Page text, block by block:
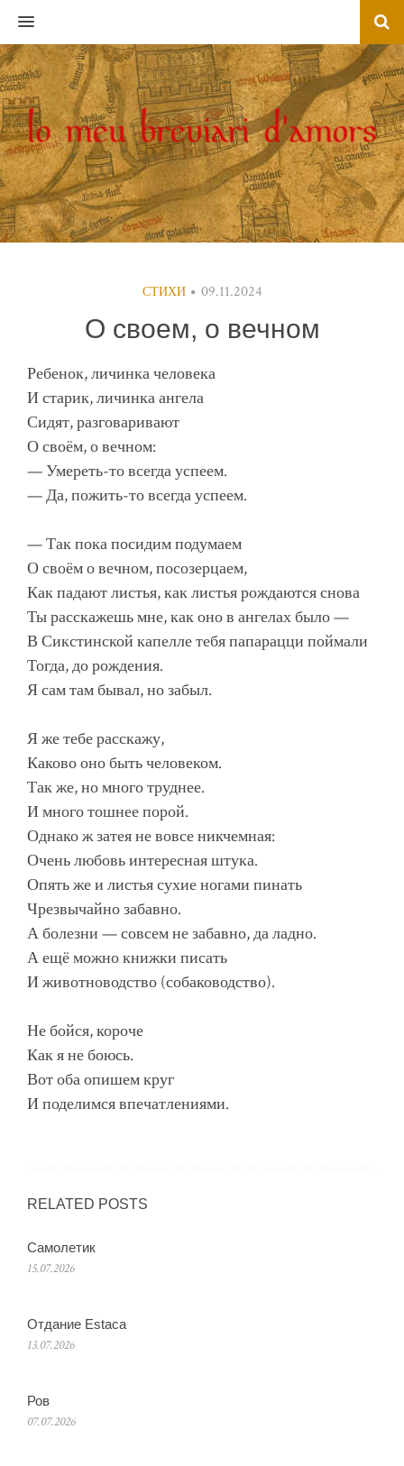
MENU
СТИХИ 09.11.2024
О своем, о вечном
Ребенок, личинка человека
И старик, личинка ангела
Сидят, разговаривают
О своём, о вечном:
— Умереть-то всегда успеем.
— Да, пожить-то всегда успеем.
— Так пока посидим подумаем
О своём о вечном, посозерцаем,
Как падают листья, как листья рождаются снова
Ты расскажешь мне, как оно в ангелах было —
В Сикстинской капелле тебя папарацци поймали
Тогда, до рождения.
Я сам там бывал, но забыл.
Я же тебе расскажу,
Каково оно быть человеком.
Так же, но много труднее.
И много тошнее порой.
Однако ж затея не вовсе никчемная:
Очень любовь интересная штука.
Опять же и листья сухие ногами пинать
Чрезвычайно забавно.
А болезни — совсем не забавно, да ладно.
А ещё можно книжки писать
И животноводство (собаководство).
Не бойся, короче
Как я не боюсь.
Вот оба опишем круг
И поделимся впечатлениями.
RELATED POSTS
Самолетик
15.07.2026
Отдание Estaca
13.07.2026
Ров
07.07.2026